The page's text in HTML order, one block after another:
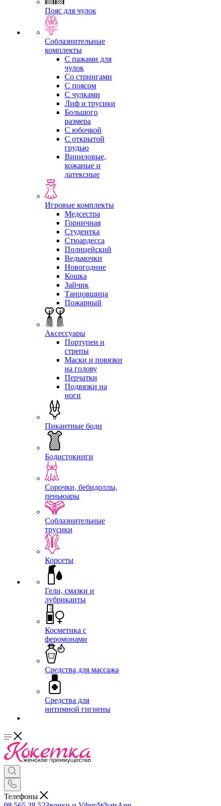
Пояс для чулок
Соблазнительные
комплекты
С пажами для
чулок
Со стрингами
С поясом
С чулками
Лиф и трусики
Большого
размера
С юбочкой
С открытой
грудью
Виниловые,
кожаные и
латексные
Игровые комплекты
Медсестра
Горничная
Студентка
Стюардесса
Полицейский
Ведьмочки
Новогодние
Кошка
Зайчик
Танцовщица
Пожарный
Аксессуары
Портупеи и
стрепы
Маски и повязки
на голову
Перчатки
Подвязки на
ноги
Пикантные боди
Бодистокинги
Сорочки, бебидоллы,
пеньюары
Соблазнительные
трусики
Корсеты
Гели, смазки и
лубриканты
Косметика с
феромонами
Средства для массажа
Средства для
интимной гигиены
Телефоны